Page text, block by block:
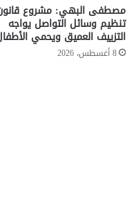
مصطفى البهي: مشروع
تنظيم وسائل التواصل يواجه
التزييف العميق ويحمي
8 أغسطس، 2026